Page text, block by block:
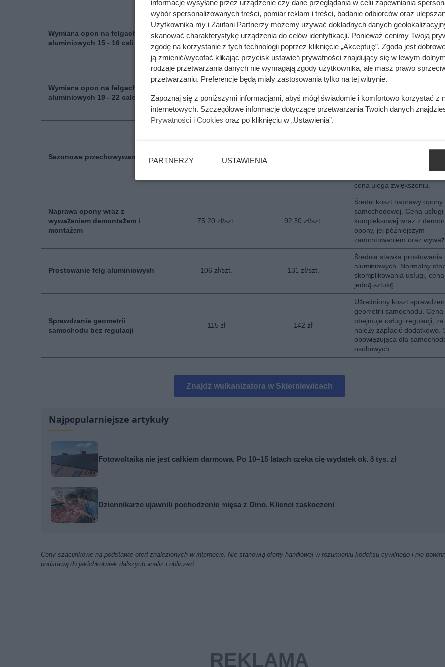
kompletu opon wraz z
Wymiana opon na felgach
aluminiowych 15 - 16 cali
157 zł/komplet 193 zł/komplet
Średni koszt wymiany opon
felgach aluminiowych. Felgi
rozmiarze do 16 cali. Usługa
kompleksowa wraz z
opon po wymianie.
Wymiana opon na felgach
aluminiowych 19 - 22 cale
172 None
Średni koszt wymiany opon
felgach aluminiowych.
wraz z wyważeniem. Pojazdy
osobowe.
Sezonowe przechowywanie opon 108 zł
stalowymi lub aluminiowymi.
cena ulega zwiększeniu.
Naprawa opony wraz z
wyważeniem demontażem i
montażem
75.20 zł/szt. 92.50 zł/szt.
Średni koszt naprawy opony
samochodowej. Cena usługi
kompleksowej wraz z
opony, jej późniejszym
zamontowaniem oraz
Prostowanie felg aluminiowych 106 zł/szt. 131 zł/szt.
Średnia stawka prostowania
aluminiowych. Normalny
skomplikowania usługi,
jedną sztukę.
Sprawdzanie geometrii
samochodu bez regulacji
115 zł 142 zł
Uśredniony koszt
geometrii samochodu. Cena
obejmuje usługi regulacji,
należy zapłacić dodatkowo.
obowiązująca dla
osobowych.
Znajdź wulkanizatora w Skierniewicach
Najpopularniejsze artykuły
Fotowoltaika nie jest całkiem darmowa. Po 10–15 latach czeka cię wydatek ok. 8 tys. zł
Dziennikarze ujawnili pochodzenie mięsa z Dino. Klienci zaskoczeni
Ceny szacunkowe na podstawie ofert znalezionych w internecie. Nie stanowią oferty handlowej w rozumieniu kodeksu cywilnego i nie
podstawą do jakichkolwiek dalszych analiz i obliczeń
informacje wysyłane przez urządzenie czy dane przeglądania w celu zapewniania
wybór spersonalizowanych treści, pomiar reklam i treści, badanie odbiorców oraz
Użytkownika my i Zaufani Partnerzy możemy używać dokładnych danych
skanować charakterystykę urządzenia do celów identyfikacji. Ponieważ cenimy Twoją
zgodę na korzystanie z tych technologii poprzez kliknięcie „Akceptuję”. Zgoda jest
ją zmienić/wycofać klikając przycisk ustawień prywatności znajdujący się w lewym
rodzaje przetwarzania danych nie wymagają zgody użytkownika, ale masz prawo
przetwarzaniu. Preferencje będą miały zastosowania tylko na tej witrynie.
Zapoznaj się z poniższymi informacjami, abyś mógł świadomie i komfortowo korzystać z
internetowych. Szczegółowe informacje dotyczące przetwarzania Twoich danych
Prywatności i Cookies oraz po kliknięciu w „Ustawienia”.
PARTNERZY USTAWIENIA